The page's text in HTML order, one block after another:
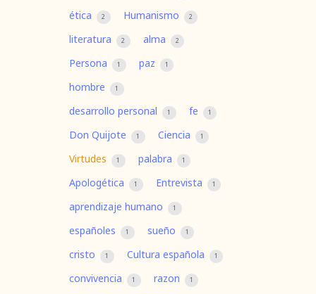
ética 2 Humanismo 2
literatura 2 alma 2
Persona 1 paz 1
hombre 1
desarrollo personal 1 fe 1
Don Quijote 1 Ciencia 1
Virtudes 1 palabra 1
Apologética 1 Entrevista 1
aprendizaje humano 1
españoles 1 sueño 1
cristo 1 Cultura española 1
convivencia 1 razon 1